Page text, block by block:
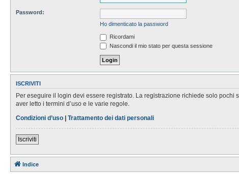
Password:
Ho dimenticato la password
Ricordami
Nascondi il mio stato per questa sessione
ISCRIVITI
Per eseguire il login devi essere registrato. La registrazione richiede solo
aver letto i termini d’uso e le varie regole.
Condizioni d’uso | Trattamento dei dati personali
Iscriviti
Indice